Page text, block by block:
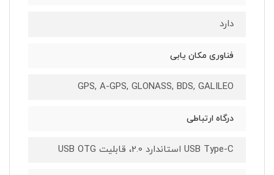
دارد
فناوری مکان یابی
GPS, A-GPS, GLONASS, BDS, GALILEO
درگاه ارتباطی
USB Type-C استاندارد 2.0، قابلیت USB OTG